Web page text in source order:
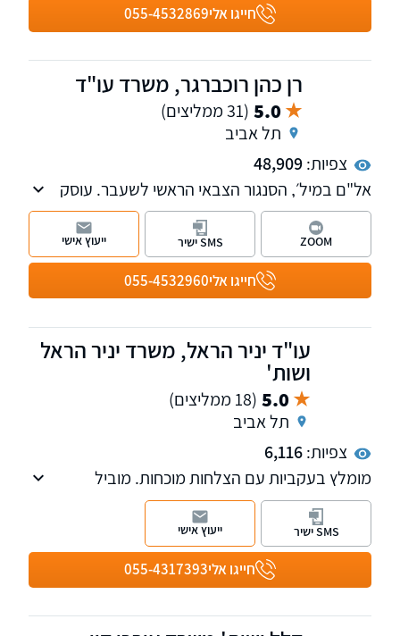
וברחובות.
חייגו אלי055-4532869
רן כהן רוכברגר, משרד עו"ד
5.0 (31 ממליצים)
תל אביב
צפיות:48,909
אל"ם במיל׳, הסנגור הצבאי הראשי לשעבר. עוסק
במשפט פלילי, בתיקי צבא וביטחון ובתיקי צווארון
לבן. משרדנו נותן שירות בכל רחבי הארץ. ניתן גם
לקיים פגישת ייעוץ און-ליין - נשמח לעמוד
חייגו אלי055-4532960
ZOOM SMS ישיר ייעוץ אישי
עו"ד יניר הראל, משרד יניר הראל
ושות'
5.0 (18 ממליצים)
תל אביב
צפיות:6,116
מומלץ בעקביות עם הצלחות מוכחות. מוביל
בהשגת פיצויים מקסימליים עם 24 שנות ניסיון. פנו
אלינו לקבלת ייעוץ ראשוני והערכת סיכוי. עו"ד יניר
הראל הינו מחבר הספר "דיני הראיות בתביעות
ביטוח ופלת"ד" ומדורג ע"י דנס 100 כעורך דין
מוביל בתחום הביטוח.
חייגו אלי055-4317393
SMS ישיר ייעוץ אישי